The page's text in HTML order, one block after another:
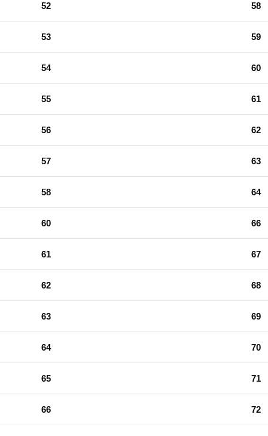
58
52
59
53
60
54
61
55
62
56
63
57
64
58
66
60
67
61
68
62
69
63
70
64
71
65
72
66